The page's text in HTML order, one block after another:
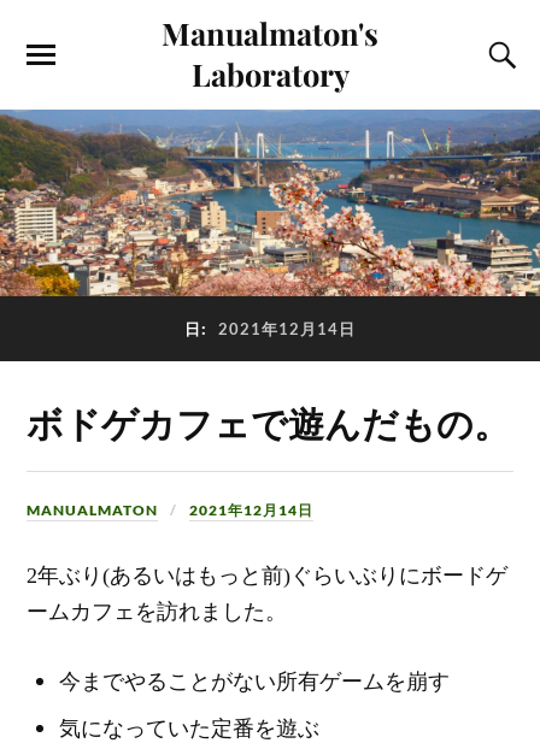
Manualmaton's
Laboratory
日: 2021年12月14日
ボドゲカフェで遊んだもの。
MANUALMATON 2021年12月14日
2年ぶり(あるいはもっと前)ぐらいぶりにボードゲ
ームカフェを訪れました。
今までやることがない所有ゲームを崩す
気になっていた定番を遊ぶ